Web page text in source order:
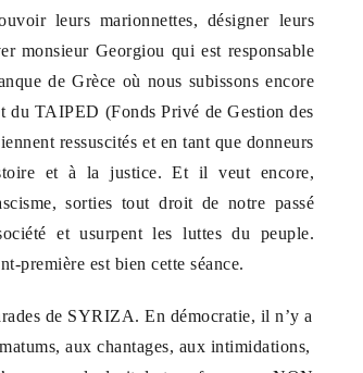
leurs marionnettes, désigner leurs
monsieur Georgiou qui est responsable
de Grèce où nous subissons encore
du TAIPED (Fonds Privé de Gestion des
ressuscités et en tant que donneurs
et à la justice. Et il veut encore,
sorties tout droit de notre passé
et usurpent les luttes du peuple.
première est bien cette séance.
de SYRIZA. En démocratie, il n’y a
aux chantages, aux intimidations,